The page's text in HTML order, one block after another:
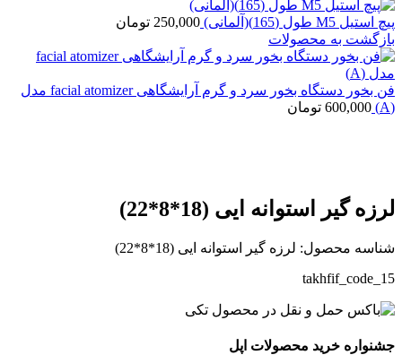
پیچ استیل M5 طول (165)(آلمانی) 250,000 تومان
بازگشت به محصولات
فن بخور دستگاه بخور سرد و گرم آرایشگاهی facial atomizer مدل
(A)
600,000 تومان
لرزه گیر استوانه ایی (18*8*22)
شناسه محصول: لرزه گیر استوانه ایی (18*8*22)
takhfif_code_15
جشنواره خرید محصولات اپل